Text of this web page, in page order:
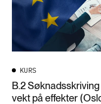
KURS
B.2
vekt på effekter